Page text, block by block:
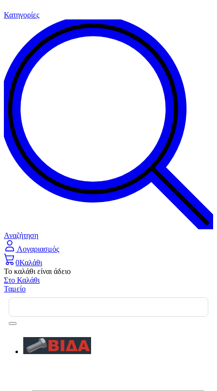
Κατηγορίες
Αναζήτηση
Λογαριασμός
0Καλάθι
Το καλάθι είναι άδειο
Στο Καλάθι
Ταμείο